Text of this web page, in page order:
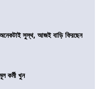
সুস্থ, আজই বাড়ি ফিরছেন
কর্মী খুন